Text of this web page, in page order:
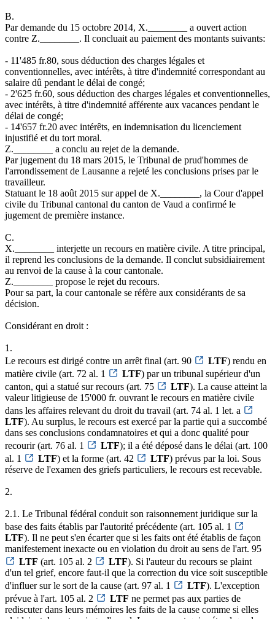
B.
Par demande du 15 octobre 2014, X.________ a ouvert action
contre Z.________. Il concluait au paiement des montants suivants:
- 11'485 fr.80, sous déduction des charges légales et
conventionnelles, avec intérêts, à titre d'indemnité correspondant au
salaire dû pendant le délai de congé;
- 2'625 fr.60, sous déduction des charges légales et conventionnelles,
avec intérêts, à titre d'indemnité afférente aux vacances pendant le
délai de congé;
- 14'657 fr.20 avec intérêts, en indemnisation du licenciement
injustifié et du tort moral.
Z.________ a conclu au rejet de la demande.
Par jugement du 18 mars 2015, le Tribunal de prud'hommes de
l'arrondissement de Lausanne a rejeté les conclusions prises par le
travailleur.
Statuant le 18 août 2015 sur appel de X.________, la Cour d'appel
civile du Tribunal cantonal du canton de Vaud a confirmé le
jugement de première instance.
C.
X.________ interjette un recours en matière civile. A titre principal,
il reprend les conclusions de la demande. Il conclut subsidiairement
au renvoi de la cause à la cour cantonale.
Z.________ propose le rejet du recours.
Pour sa part, la cour cantonale se réfère aux considérants de sa
décision.
Considérant en droit :
1.
Le recours est dirigé contre un arrêt final (art. 90
LTF) rendu en
matière civile (art. 72 al. 1
LTF) par un tribunal supérieur d'un
canton, qui a statué sur recours (art. 75
LTF). La cause atteint la
valeur litigieuse de 15'000 fr. ouvrant le recours en matière civile
dans les affaires relevant du droit du travail (art. 74 al. 1 let. a
LTF). Au surplus, le recours est exercé par la partie qui a succombé
dans ses conclusions condamnatoires et qui a donc qualité pour
recourir (art. 76 al. 1
LTF); il a été déposé dans le délai (art. 100
al. 1
LTF) et la forme (art. 42 LTF) prévus par la loi. Sous
réserve de l'examen des griefs particuliers, le recours est recevable.
2.
2.1. Le Tribunal fédéral conduit son raisonnement juridique sur la
base des faits établis par l'autorité précédente (art. 105 al. 1
LTF). Il ne peut s'en écarter que si les faits ont été établis de façon
manifestement inexacte ou en violation du droit au sens de l'art. 95
LTF (art. 105 al. 2 LTF). Si l'auteur du recours se plaint
d'un tel grief, encore faut-il que la correction du vice soit susceptible
d'influer sur le sort de la cause (art. 97 al. 1
LTF). L'exception
prévue à l'art. 105 al. 2
LTF ne permet pas aux parties de
rediscuter dans leurs mémoires les faits de la cause comme si elles